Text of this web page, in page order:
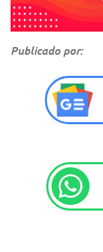
Publicado por: